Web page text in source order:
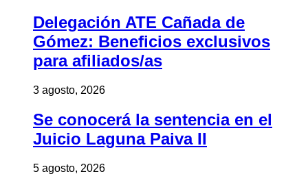
Delegación ATE Cañada de
Gómez: Beneficios exclusivos
para afiliados/as
3 agosto, 2026
Se conocerá la sentencia en el
Juicio Laguna Paiva II
5 agosto, 2026